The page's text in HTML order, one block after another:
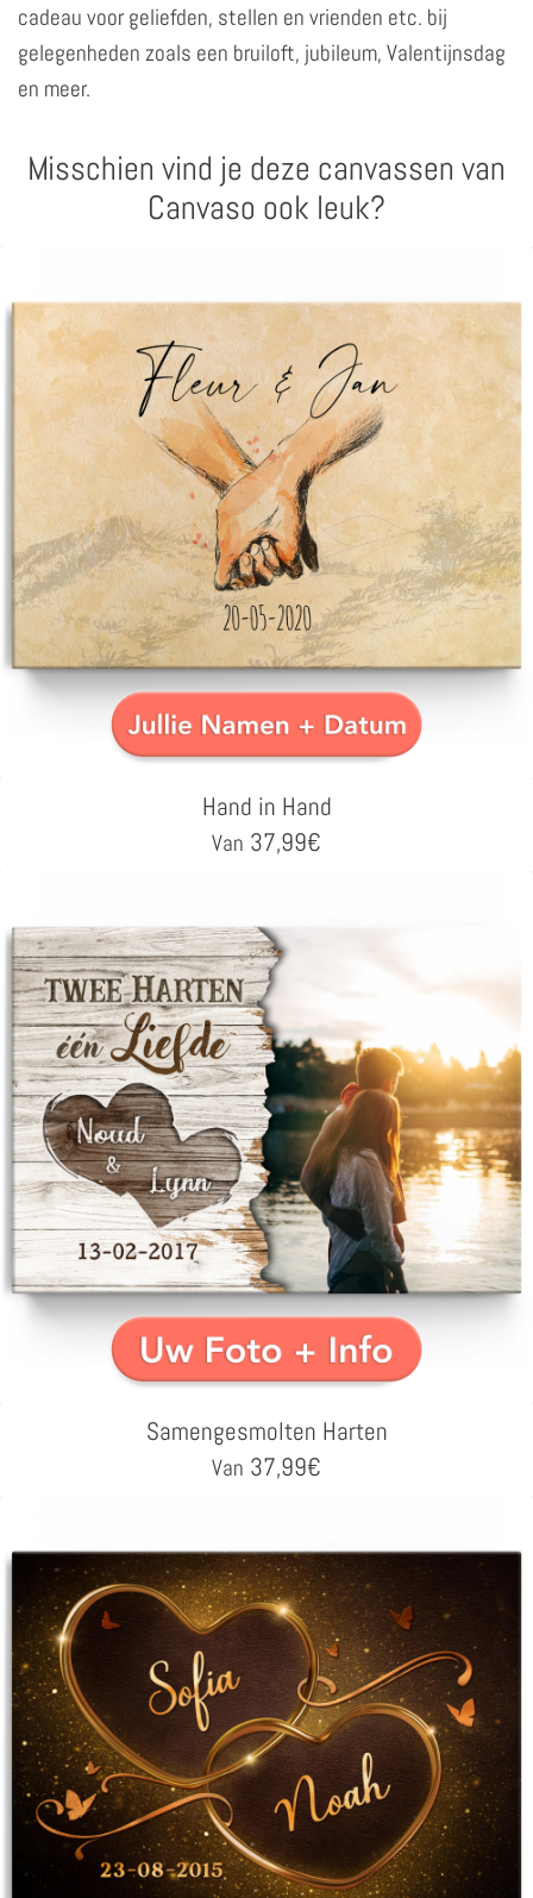
cadeau voor geliefden, stellen en vrienden etc. bij
gelegenheden zoals een bruiloft, jubileum, Valentijnsdag
en meer.
Misschien vind je deze canvassen van
Canvaso ook leuk?
Hand in Hand
Van 37,99€
Samengesmolten Harten
Van 37,99€